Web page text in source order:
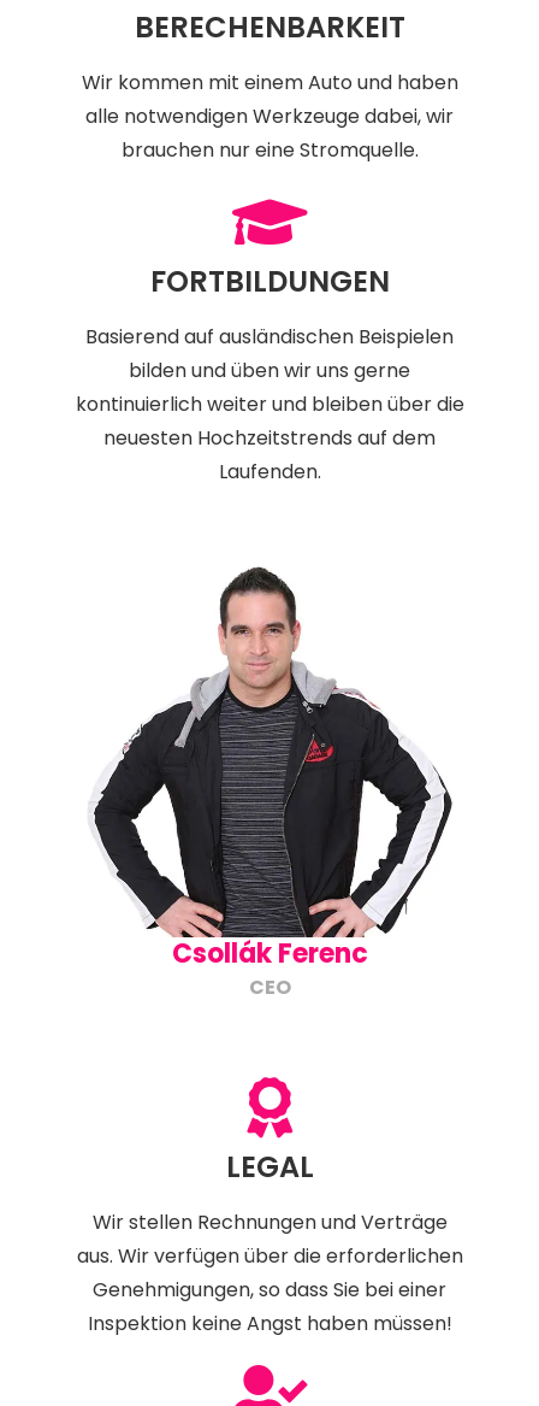
BERECHENBARKEIT
Wir kommen mit einem Auto und haben
alle notwendigen Werkzeuge dabei, wir
brauchen nur eine Stromquelle.
FORTBILDUNGEN
Basierend auf ausländischen Beispielen
bilden und üben wir uns gerne
kontinuierlich weiter und bleiben über die
neuesten Hochzeitstrends auf dem
Laufenden.
Csollák Ferenc
CEO
LEGAL
Wir stellen Rechnungen und Verträge
aus. Wir verfügen über die erforderlichen
Genehmigungen, so dass Sie bei einer
Inspektion keine Angst haben müssen!